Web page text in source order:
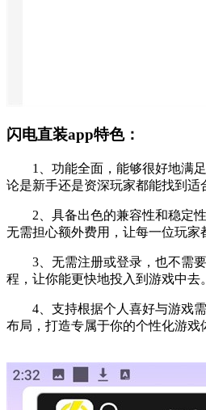
闪电直装app特色：
1、功能全面，能够很好地满足
论是新手还是资深玩家都能找到适
2、具备出色的兼容性和稳定性
无需担心额外费用，让每一位玩家
3、无需注册或登录，也不需要
程，让你能更快地投入到游戏中去。
4、支持根据个人喜好与游戏需
布局，打造专属于你的个性化游戏